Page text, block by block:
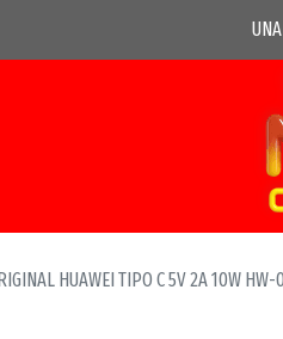
HUAWEI TIPO C 5V 2A 10W